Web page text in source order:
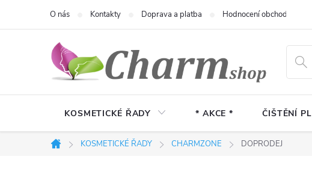
O nás Kontakty Doprava a platba Hodnocení obchodu
KOSMETICKÉ ŘADY * AKCE * ČIŠTĚNÍ
Domů
KOSMETICKÉ ŘADY CHARMZONE DOPRODEJ